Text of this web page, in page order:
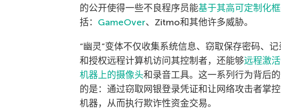
的公开使得一些不良程序员能基于其高可定制化
括： GameOver、Zitmo和其他许多威胁。
“幽灵”变体不仅收集系统信息、窃取保存密码、
和授权远程计算机访问其控制者，还能够远程激
机器上的摄像头和录音工具。这一系列行为背后
的是：通过窃取网银登录凭证和让网络攻击者掌
机器，从而执行欺诈性资金交易。